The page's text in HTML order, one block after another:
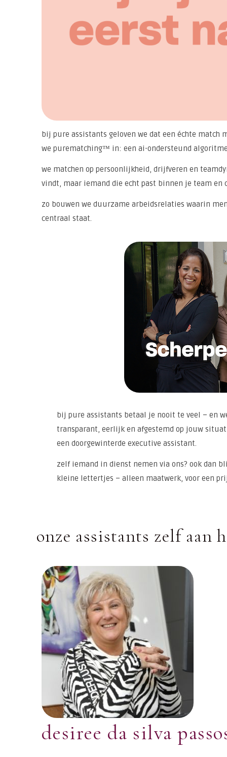
bij pure assistants geloven we dat een échte match
we purematching™ in: een ai-ondersteund algoritme
we matchen op persoonlijkheid, drijfveren en
vindt, maar iemand die echt past binnen je team en
zo bouwen we duurzame arbeidsrelaties waarin
centraal staat.
bij pure assistants betaal je nooit te veel – en
transparant, eerlijk en afgestemd op jouw
een doorgewinterde executive assistant.
zelf iemand in dienst nemen via ons? ook dan
kleine lettertjes – alleen maatwerk, voor een
onze assistants zelf aan
desiree da silva